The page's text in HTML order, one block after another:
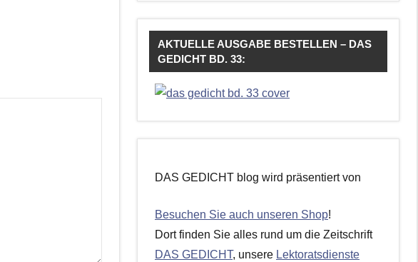
AKTUELLE AUSGABE BESTELLEN – DAS
GEDICHT BD. 33:
DAS GEDICHT blog wird präsentiert von
Besuchen Sie auch unseren Shop!
Dort finden Sie alles rund um die Zeitschrift
DAS GEDICHT, unsere Lektoratsdienste